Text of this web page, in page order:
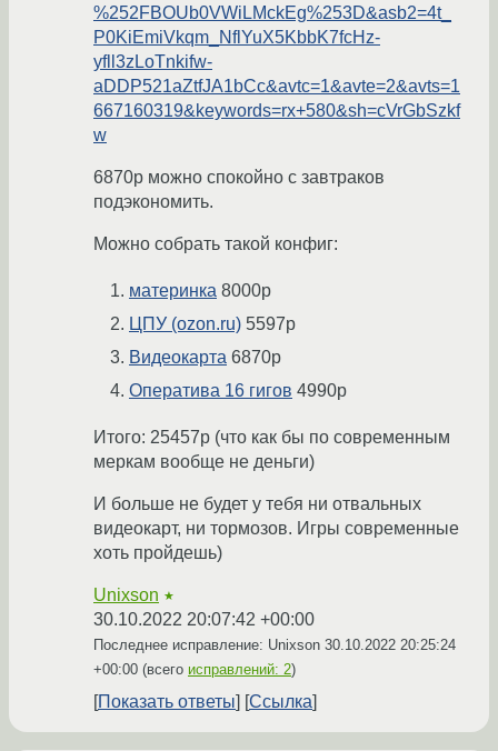
%252FBOUb0VWiLMckEg%253D&asb2=4t_
P0KiEmiVkqm_NflYuX5KbbK7fcHz-
yfll3zLoTnkifw-
aDDP521aZtfJA1bCc&avtc=1&avte=2&avts=1
667160319&keywords=rx+580&sh=cVrGbSzkf
w
6870р можно спокойно с завтраков
подэкономить.
Можно собрать такой конфиг:
материнка 8000р
ЦПУ (ozon.ru) 5597р
Видеокарта 6870р
Оператива 16 гигов 4990р
Итого: 25457р (что как бы по современным
меркам вообще не деньги)
И больше не будет у тебя ни отвальных
видеокарт, ни тормозов. Игры современные
хоть пройдешь)
Unixson ★
30.10.2022 20:07:42 +00:00
Последнее исправление: Unixson 30.10.2022 20:25:24
+00:00 (всего исправлений: 2)
Показать ответы Ссылка